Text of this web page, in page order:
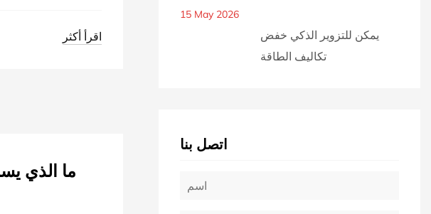
اقرأ أكثر
ما الذي
15 May 2026
يمكن للتزوير الذكي خفض
تكاليف الطاقة
اتصل بنا